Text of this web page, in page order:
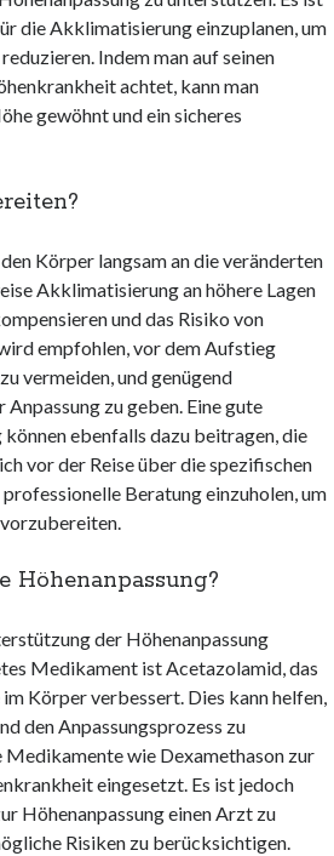
die Akklimatisierung einzuplanen, um
Indem man auf seinen
achtet, kann man
gewöhnt und ein sicheres
Körper langsam an die veränderten
Akklimatisierung an höhere Lagen
und das Risiko von
empfohlen, vor dem Aufstieg
vermeiden, und genügend
zu geben. Eine gute
ebenfalls dazu beitragen, die
vor der Reise über die spezifischen
Beratung einzuholen, um
Höhenanpassung?
der Höhenanpassung
Medikament ist Acetazolamid, das
Körper verbessert. Dies kann helfen,
den Anpassungsprozess zu
Medikamente wie Dexamethason zur
eingesetzt. Es ist jedoch
Höhenanpassung einen Arzt zu
Risiken zu berücksichtigen.